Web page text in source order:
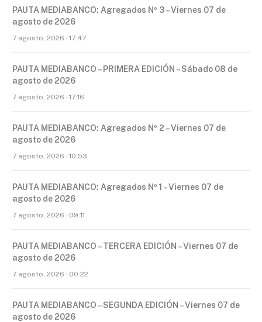
PAUTA MEDIABANCO: Agregados Nº 3 – Viernes 07 de
agosto de 2026
7 agosto, 2026 - 17:47
PAUTA MEDIABANCO – PRIMERA EDICIÓN – Sábado 08 de
agosto de 2026
7 agosto, 2026 - 17:16
PAUTA MEDIABANCO: Agregados Nº 2 – Viernes 07 de
agosto de 2026
7 agosto, 2026 - 10:53
PAUTA MEDIABANCO: Agregados Nº 1 – Viernes 07 de
agosto de 2026
7 agosto, 2026 - 09:11
PAUTA MEDIABANCO – TERCERA EDICIÓN – Viernes 07 de
agosto de 2026
7 agosto, 2026 - 00:22
PAUTA MEDIABANCO – SEGUNDA EDICIÓN – Viernes 07 de
agosto de 2026